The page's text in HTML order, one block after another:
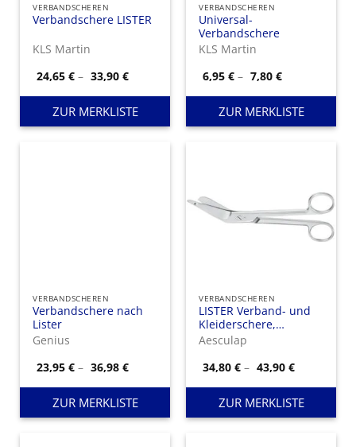
VERBANDSCHEREN
Verbandschere LISTER
KLS Martin
24,65€ – 33,90€Preisspanne:
24,65 €
bis
33,90 €
ZUR MERKLISTE
VERBANDSCHEREN
Universal-
Verbandschere
KLS Martin
6,95€ – 7,80€Preisspanne:
6,95 €
bis
7,80 €
ZUR MERKLISTE
VERBANDSCHEREN
Verbandschere nach
Lister
Genius
23,95€ – 36,98€Preisspanne:
23,95 €
bis
36,98 €
ZUR MERKLISTE
VERBANDSCHEREN
LISTER Verband- und
Kleiderschere,
seitwärts gewinkelt, 1
Blatt mit Knopf
Aesculap
34,80€ – 43,90€
34,80 €
bis
43,90 €
ZUR MERKLISTE